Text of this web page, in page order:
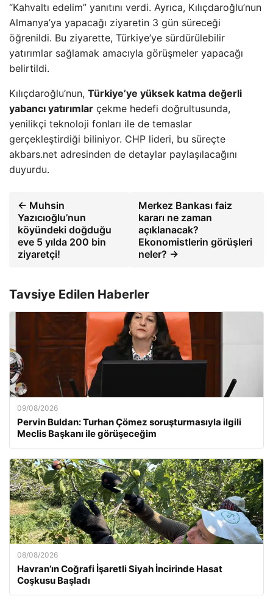
“Kahvaltı edelim” yanıtını verdi. Ayrıca, Kılıçdaroğlu’nun
Almanya’ya yapacağı ziyaretin 3 gün süreceği
öğrenildi. Bu ziyarette, Türkiye’ye sürdürülebilir
yatırımlar sağlamak amacıyla görüşmeler yapacağı
belirtildi.
Kılıçdaroğlu’nun, Türkiye’ye yüksek katma değerli
yabancı yatırımlar çekme hedefi doğrultusunda,
yenilikçi teknoloji fonları ile de temaslar
gerçekleştirdiği biliniyor. CHP lideri, bu süreçte
akbars.net adresinden de detaylar paylaşılacağını
duyurdu.
← Muhsin
Yazıcıoğlu’nun
köyündeki doğduğu
eve 5 yılda 200 bin
ziyaretçi!
Merkez Bankası faiz
kararı ne zaman
açıklanacak?
Ekonomistlerin görüşleri
neler? →
Tavsiye Edilen Haberler
09/08/2026
Pervin Buldan: Turhan Çömez soruşturmasıyla ilgili
Meclis Başkanı ile görüşeceğim
08/08/2026
Havran’ın Coğrafi İşaretli Siyah İncirinde Hasat
Coşkusu Başladı